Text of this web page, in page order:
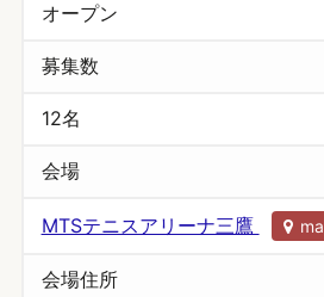
オープン
募集数
12名
会場
MTSテニスアリーナ三鷹
会場住所